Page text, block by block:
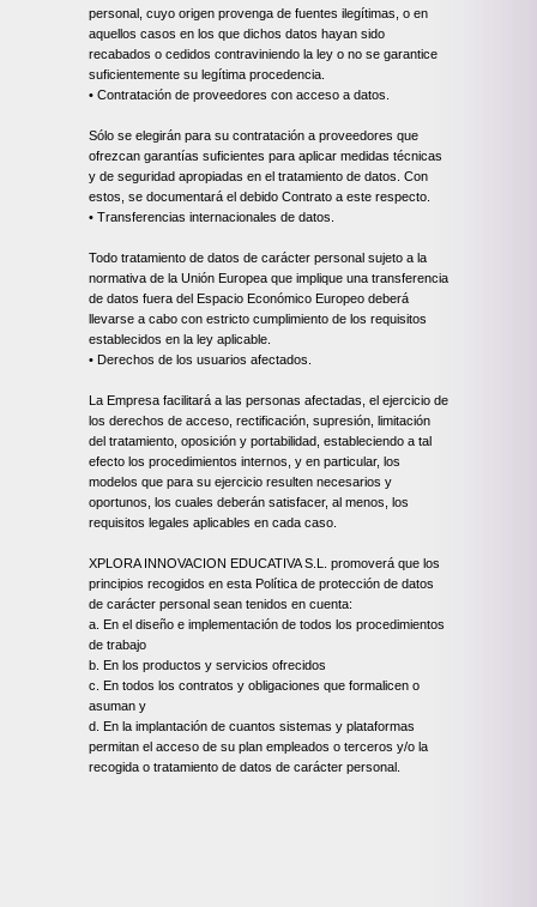
personal, cuyo origen provenga de fuentes ilegítimas, o en
aquellos casos en los que dichos datos hayan sido
recabados o cedidos contraviniendo la ley o no se garantice
suficientemente su legítima procedencia.
• Contratación de proveedores con acceso a datos.
Sólo se elegirán para su contratación a proveedores que
ofrezcan garantías suficientes para aplicar medidas técnicas
y de seguridad apropiadas en el tratamiento de datos. Con
estos, se documentará el debido Contrato a este respecto.
• Transferencias internacionales de datos.
Todo tratamiento de datos de carácter personal sujeto a la
normativa de la Unión Europea que implique una transferencia
de datos fuera del Espacio Económico Europeo deberá
llevarse a cabo con estricto cumplimiento de los requisitos
establecidos en la ley aplicable.
• Derechos de los usuarios afectados.
La Empresa facilitará a las personas afectadas, el ejercicio de
los derechos de acceso, rectificación, supresión, limitación
del tratamiento, oposición y portabilidad, estableciendo a tal
efecto los procedimientos internos, y en particular, los
modelos que para su ejercicio resulten necesarios y
oportunos, los cuales deberán satisfacer, al menos, los
requisitos legales aplicables en cada caso.
XPLORA INNOVACION EDUCATIVA S.L. promoverá que los
principios recogidos en esta Política de protección de datos
de carácter personal sean tenidos en cuenta:
a. En el diseño e implementación de todos los procedimientos
de trabajo
b. En los productos y servicios ofrecidos
c. En todos los contratos y obligaciones que formalicen o
asuman y
d. En la implantación de cuantos sistemas y plataformas
permitan el acceso de su plan empleados o terceros y/o la
recogida o tratamiento de datos de carácter personal.